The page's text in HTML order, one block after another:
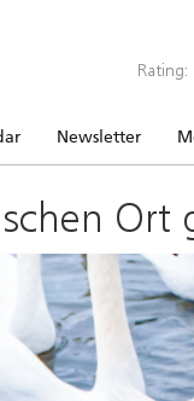
Rating:
Newsletter
Ort